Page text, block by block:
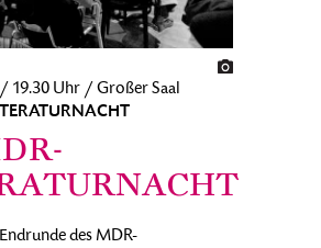
19.30 Uhr / Großer Saal
des MDR-